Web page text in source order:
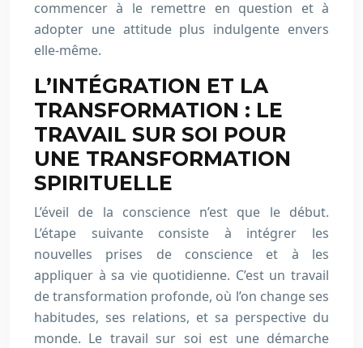
commencer à le remettre en question et à
adopter une attitude plus indulgente envers
elle-même.
L’INTÉGRATION ET LA
TRANSFORMATION : LE
TRAVAIL SUR SOI POUR
UNE TRANSFORMATION
SPIRITUELLE
L’éveil de la conscience n’est que le début.
L’étape suivante consiste à intégrer les
nouvelles prises de conscience et à les
appliquer à sa vie quotidienne. C’est un travail
de transformation profonde, où l’on change ses
habitudes, ses relations, et sa perspective du
monde. Le travail sur soi est une démarche